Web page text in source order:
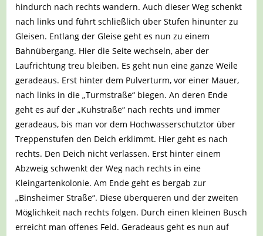
hindurch nach rechts wandern. Auch dieser Weg schenkt
nach links und führt schließlich über Stufen hinunter zu
Gleisen. Entlang der Gleise geht es nun zu einem
Bahnübergang. Hier die Seite wechseln, aber der
Laufrichtung treu bleiben. Es geht nun eine ganze Weile
geradeaus. Erst hinter dem Pulverturm, vor einer Mauer,
nach links in die „Turmstraße“ biegen. An deren Ende
geht es auf der „Kuhstraße“ nach rechts und immer
geradeaus, bis man vor dem Hochwasserschutztor über
Treppenstufen den Deich erklimmt. Hier geht es nach
rechts. Den Deich nicht verlassen. Erst hinter einem
Abzweig schwenkt der Weg nach rechts in eine
Kleingartenkolonie. Am Ende geht es bergab zur
„Binsheimer Straße“. Diese überqueren und der zweiten
Möglichkeit nach rechts folgen. Durch einen kleinen Busch
erreicht man offenes Feld. Geradeaus geht es nun auf